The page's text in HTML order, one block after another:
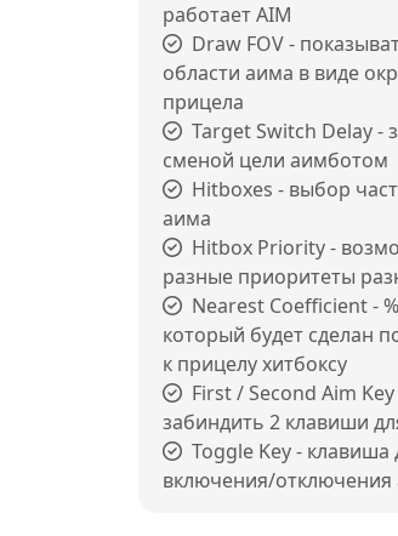
работает AIM
Draw FOV -
области аима в виде
прицела
Target Switch Delay -
сменой цели аимботом
Hitboxes - выбор
аима
Hitbox Priority -
разные приоритеты
Nearest Coefficient -
который будет сделан
к прицелу хитбоксу
First / Second Aim
забиндить 2 клавиши
Toggle Key - клавиша
включения/отключения